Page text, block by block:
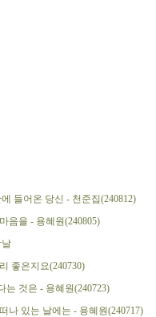
들어온 당신 - 천준집(240812)
음을 - 용혜원(240805)
날
좋은지요(240730)
는 것은 - 용혜원(240723)
나 있는 날에는 - 용혜원(240717)